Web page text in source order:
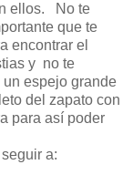
ellos.
No te
que te
encontrar el
y no te
espejo grande
del zapato con
para así poder
a: